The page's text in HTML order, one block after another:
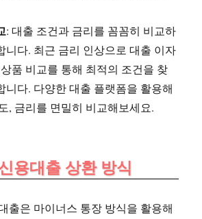
: 대출 조건과 금리를 꼼꼼히 비교하
니다. 최근 금리 인상으로 대출 이자
품 비교를 통해 최적의 조건을 찾
니다. 다양한 대출 플랫폼을 활용해
, 금리를 면밀히 비교해보세요.
용대출 상환 방식
출은 마이너스 통장 방식을 활용해